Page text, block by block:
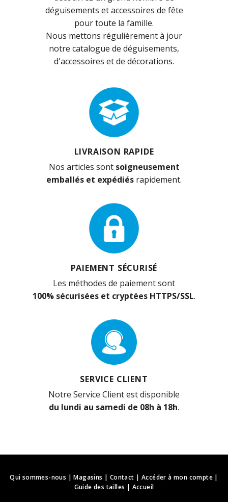
déguisements et accessoires de fête
pour toute la famille.
Nous mettons régulièrement à jour
notre catalogue de déguisements,
d'accessoires et de décorations.
LIVRAISON RAPIDE
Nos articles sont soigneusement
emballés et expédiés rapidement.
PAIEMENT SÉCURISÉ
Les méthodes de paiement sont
100% sécurisées et cryptées HTTPS/SSL.
SERVICE CLIENT
Notre Service Client est disponible
du lundi au samedi de 08h à 18h.
Qui sommes-nous |Magasins | Contact | Accéder à mon compte|
Guide des tailles | Accueil